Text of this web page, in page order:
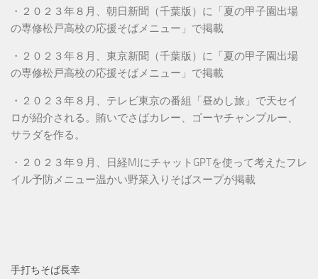
・２０２３年８月、朝日新聞（千葉版）に「夏の甲子園出場
の専修松戸高校の応援そばメニュー」で掲載
・２０２３年８月、東京新聞（千葉版）に「夏の甲子園出場
の専修松戸高校の応援そばメニュー」で掲載
・２０２３年８月、テレビ東京の番組「昼めし旅」で天セイ
ロが紹介される。賄いでさばカレー、ゴーヤチャンプルー、
サラダを作る。
・２０２３年９月、日経MJにチャットGPTを使って考えたフレ
イル予防メニュー温かい野菜入りそばスープが掲載
手打ちそば長幸